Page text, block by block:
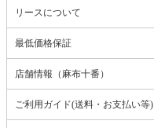
リースについて
最低価格保証
店舗情報（麻布十番）
ご利用ガイド(送料・お支払い等)